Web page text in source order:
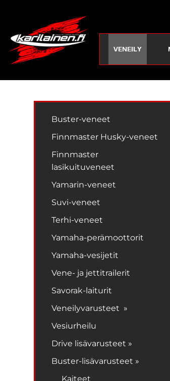
VENEILY
Buster-veneet
Finnmaster Husky-veneet
Finnmaster
lasikuituveneet
Yamarin-veneet
Suvi-veneet
Terhi-veneet
Yamaha-perämoottorit
Yamaha-vesijetit
Vene- ja jettitrailerit
Savorak-laiturit
Veneilyvarusteet »
Vesiurheilu
Drive lisävarusteet »
Buster-lisävarusteet »
Kaiteet